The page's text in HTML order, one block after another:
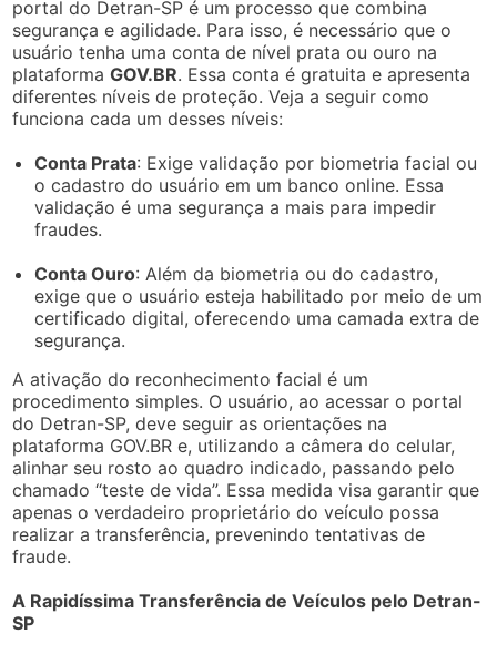
portal do Detran-SP é um processo que combina
segurança e agilidade. Para isso, é necessário que o
usuário tenha uma conta de nível prata ou ouro na
plataformaGOV.BR. Essa conta é gratuita e apresenta
diferentes níveis de proteção. Veja a seguir como
funciona cada um desses níveis:
Conta Prata: Exige validação por biometria facial ou
o cadastro do usuário em um banco online. Essa
validação é uma segurança a mais para impedir
fraudes.
Conta Ouro: Além da biometria ou do cadastro,
exige que o usuário esteja habilitado por meio de um
certificado digital, oferecendo uma camada extra de
segurança.
A ativação do reconhecimento facial é um
procedimento simples. O usuário, ao acessar o portal
do Detran-SP, deve seguir as orientações na
plataforma GOV.BR e, utilizando a câmera do celular,
alinhar seu rosto ao quadro indicado, passando pelo
chamado “teste de vida”. Essa medida visa garantir que
apenas o verdadeiro proprietário do veículo possa
realizar a transferência, prevenindo tentativas de
fraude.
A Rapidíssima Transferência de Veículos pelo Detran-
SP